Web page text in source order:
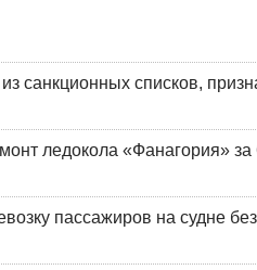
санкционных списков,
ледокола «Фанагория»
пассажиров на судне без